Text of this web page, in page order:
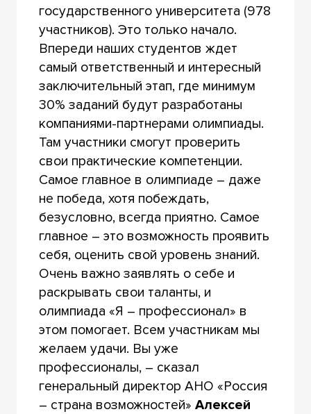
государственного университета (978
участников). Это только начало.
Впереди наших студентов ждет
самый ответственный и интересный
заключительный этап, где минимум
30% заданий будут разработаны
компаниями-партнерами олимпиады.
Там участники смогут проверить
свои практические компетенции.
Самое главное в олимпиаде – даже
не победа, хотя побеждать,
безусловно, всегда приятно. Самое
главное – это возможность проявить
себя, оценить свой уровень знаний.
Очень важно заявлять о себе и
раскрывать свои таланты, и
олимпиада «Я – профессионал» в
этом помогает. Всем участникам мы
желаем удачи. Вы уже
профессионалы, – сказал
генеральный директор АНО «Россия
– страна возможностей» Алексей